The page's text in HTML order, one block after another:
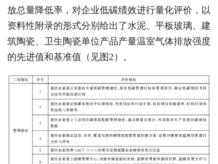
放总量降低率，对企业低碳绩效进行量化评价，以
资料性附录的形式分别给出了水泥、平板玻璃、建
筑陶瓷、卫生陶瓷单位产品产量温室气体排放强度
的先进值和基准值（见图2）。